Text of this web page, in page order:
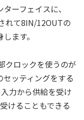
ーフェイスに、
れて8IN/12OUTの
ます。
クロックを使うのが
ッティングをする
力から供給を受け
けることもできる